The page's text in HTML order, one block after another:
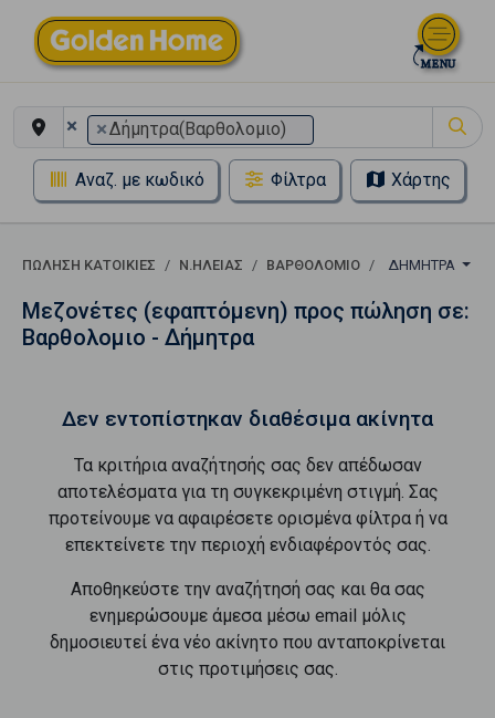
× ×Δήμητρα(Βαρθολομιο)
Αναζ. με κωδικό Φίλτρα Χάρτης
ΠΏΛΗΣΗ ΚΑΤΟΙΚΊΕΣ Ν.ΗΛΕΙΑΣ ΒΑΡΘΟΛΟΜΙΟ ΔΉΜΗΤΡΑ
Μεζονέτες (εφαπτόμενη) προς πώληση σε:
Βαρθολομιο - Δήμητρα
Δεν εντοπίστηκαν διαθέσιμα ακίνητα
Τα κριτήρια αναζήτησής σας δεν απέδωσαν
αποτελέσματα για τη συγκεκριμένη στιγμή. Σας
προτείνουμε να αφαιρέσετε ορισμένα φίλτρα ή να
επεκτείνετε την περιοχή ενδιαφέροντός σας.
Αποθηκεύστε την αναζήτησή σας και θα σας
ενημερώσουμε άμεσα μέσω email μόλις
δημοσιευτεί ένα νέο ακίνητο που ανταποκρίνεται
στις προτιμήσεις σας.